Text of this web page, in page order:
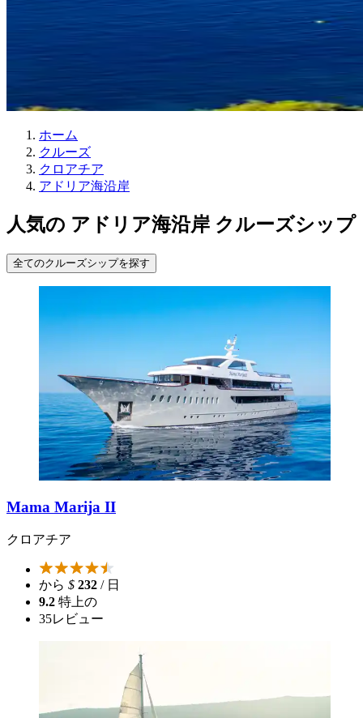
ホーム
クルーズ
クロアチア
アドリア海沿岸
人気の アドリア海沿岸 クルーズシップ
全てのクルーズシップを探す
Mama Marija II
クロアチア
から $ 232 / 日
9.2 特上の
35レビュー